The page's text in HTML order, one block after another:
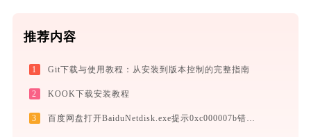
推荐内容
1 Git下载与使用教程：从安装到版本控制的完整指南
2 KOOK下载安装教程
3 百度网盘打开BaiduNetdisk.exe提示0xc000007b错误码怎么办